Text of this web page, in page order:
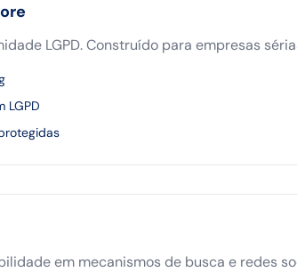
LGPD. Construído para empresas
LGPD
em mecanismos de busca e redes